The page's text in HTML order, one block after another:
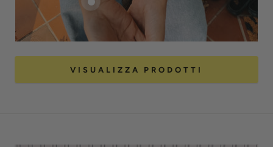
VISUALIZZA PRODOTTI